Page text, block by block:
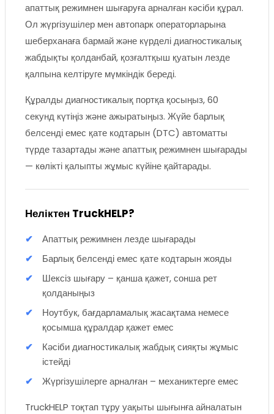
апаттық режимнен шығаруға арналған кәсіби құрал.
Ол жүргізушілер мен автопарк операторларына
шеберханаға бармай және күрделі диагностикалық
жабдықты қолданбай, қозғалтқыш қуатын лезде
қалпына келтіруге мүмкіндік береді.
Құралды диагностикалық портқа қосыңыз, 60
секунд күтіңіз және ажыратыңыз. Жүйе барлық
белсенді емес қате кодтарын (DTC) автоматты
түрде тазартады және апаттық режимнен шығарады
— көлікті қалыпты жұмыс күйіне қайтарады.
Неліктен TruckHELP?
Апаттық режимнен лезде шығарады
Барлық белсенді емес қате кодтарын жояды
Шексіз шығару – қанша қажет, сонша рет
қолданыңыз
Ноутбук, бағдарламалық жасақтама немесе
қосымша құралдар қажет емес
Кәсіби диагностикалық жабдық сияқты жұмыс
істейді
Жүргізушілерге арналған – механиктерге емес
TruckHELP тоқтап тұру уақыты шығынға айналатын